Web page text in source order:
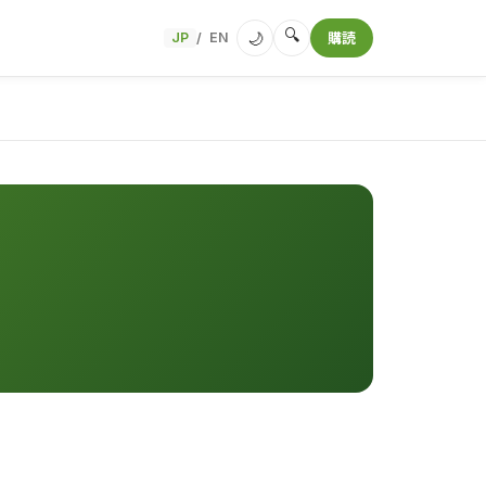
JP / EN 🌙 🔍 購読